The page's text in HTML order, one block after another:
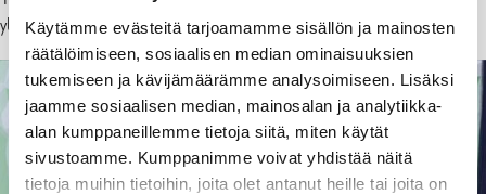
Käytämme evästeitä tarjoamamme sisällön ja mainosten
räätälöimiseen, sosiaalisen median ominaisuuksien
tukemiseen ja kävijämäärämme analysoimiseen. Lisäksi
jaamme sosiaalisen median, mainosalan ja analytiikka-
alan kumppaneillemme tietoja siitä, miten käytät
sivustoamme. Kumppanimme voivat yhdistää näitä
tietoja muihin tietoihin, joita olet antanut heille tai joita on
ylioppilaitamme!